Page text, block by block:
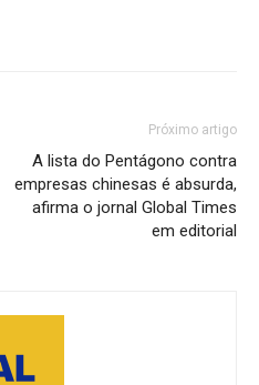
Próximo artigo
A lista do Pentágono contra
empresas chinesas é absurda,
afirma o jornal Global Times
em editorial